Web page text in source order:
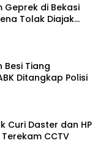
Geprek di Bekasi
Tolak Diajak
Besi Tiang
Ditangkap Polisi
Curi Daster dan HP
CCTV